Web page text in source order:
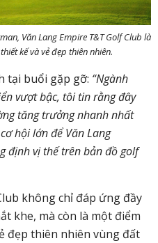
Văn Lang Empire T&T Golf Club là
kế và vẻ đẹp thiên nhiên.
tại buổi gặp gỡ: “Ngành
vượt bậc, tôi tin rằng đây
tăng trưởng nhanh nhất
hội lớn để Văn Lang
định vị thế trên bản đồ golf
không chỉ đáp ứng đầy
khe, mà còn là một điểm
đẹp thiên nhiên vùng đất